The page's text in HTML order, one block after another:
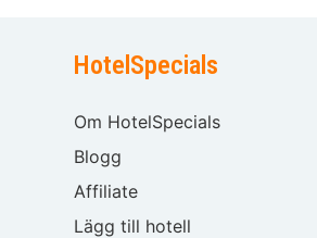
HotelSpecials
Om HotelSpecials
Blogg
Affiliate
Lägg till hotell